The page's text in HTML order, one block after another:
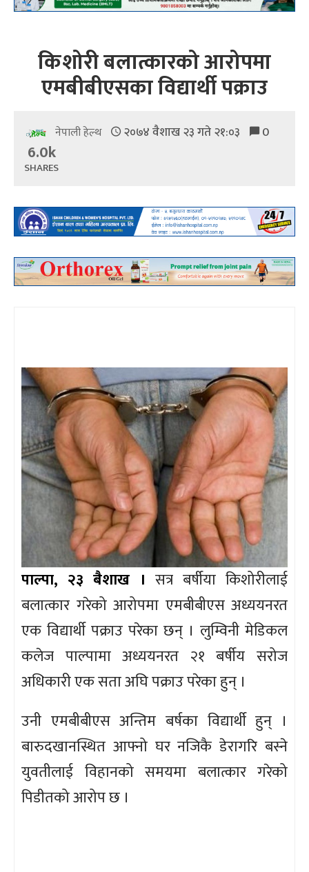
किशोरी बलात्कारको आरोपमा
एमबीबीएसका विद्यार्थी पक्राउ
नेपाली हेल्थ २०७४ वैशाख २३ गते २१:०३ 0
6.0k
SHARES
पाल्पा, २३ बैशाख । सत्र बर्षीया किशोरीलाई
बलात्कार गरेको आरोपमा एमबीबीएस अध्ययनरत
एक विद्यार्थी पक्राउ परेका छन् । लुम्विनी मेडिकल
कलेज पाल्पामा अध्ययनरत २१ बर्षीय सरोज
अधिकारी एक सता अघि पक्राउ परेका हुन् ।
उनी एमबीबीएस अन्तिम बर्षका विद्यार्थी हुन् ।
बारुदखानस्थित आफ्नो घर नजिकै डेरागरि बस्ने
युवतीलाई विहानको समयमा बलात्कार गरेको
पिडीतको आरोप छ ।